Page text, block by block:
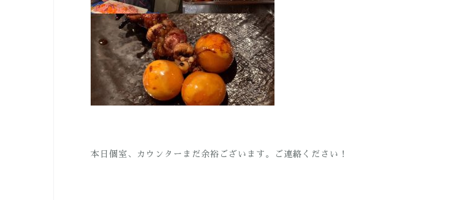
本日個室、カウンターまだ余裕ございます。ご連絡ください！